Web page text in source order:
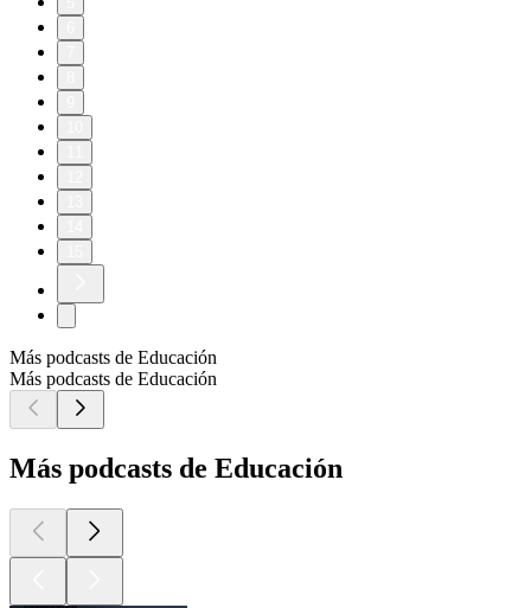
Más podcasts de Educación
Más podcasts de Educación
Más podcasts de Educación